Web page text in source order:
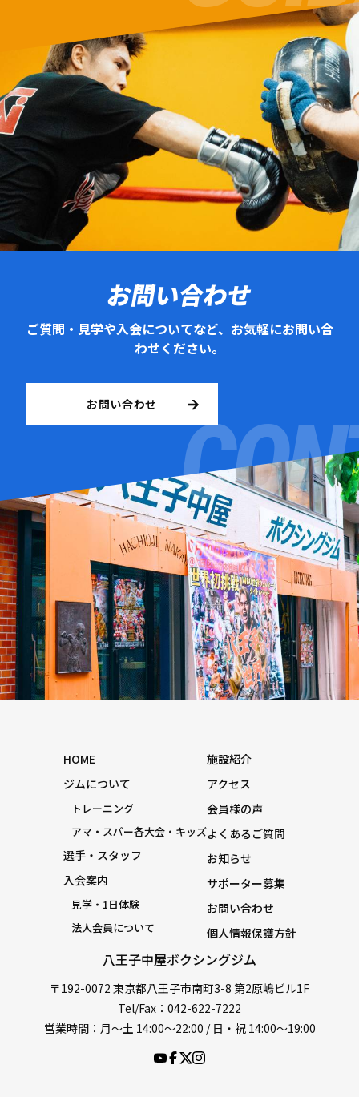
お問い合わせ
ご質問・見学や入会についてなど、お気軽にお問い合
わせください。
お問い合わせ
八王子中屋ボクシングジム
〒192-0072 東京都八王子市南町3-8 第2原嶋ビル1F
Tel/Fax：042-622-7222
営業時間：月〜土 14:00〜22:00 / 日・祝 14:00〜19:00
HOME
ジムについて
トレーニング
アマ・スパー各大会・キッズ
選手・スタッフ
入会案内
見学・1日体験
法人会員について
施設紹介
アクセス
会員様の声
よくあるご質問
お知らせ
サポーター募集
お問い合わせ
個人情報保護方針